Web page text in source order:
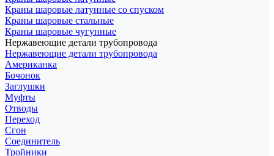
Краны шаровые латунные со спуском
Краны шаровые стальные
Краны шаровые чугунные
Нержавеющие детали трубопровода
Нержавеющие детали трубопровода
Американка
Бочонок
Заглушки
Муфты
Отводы
Переход
Сгон
Соединитель
Тройники